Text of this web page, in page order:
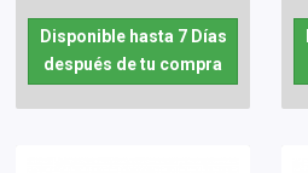
Disponible hasta 7 Días
después de tu compra